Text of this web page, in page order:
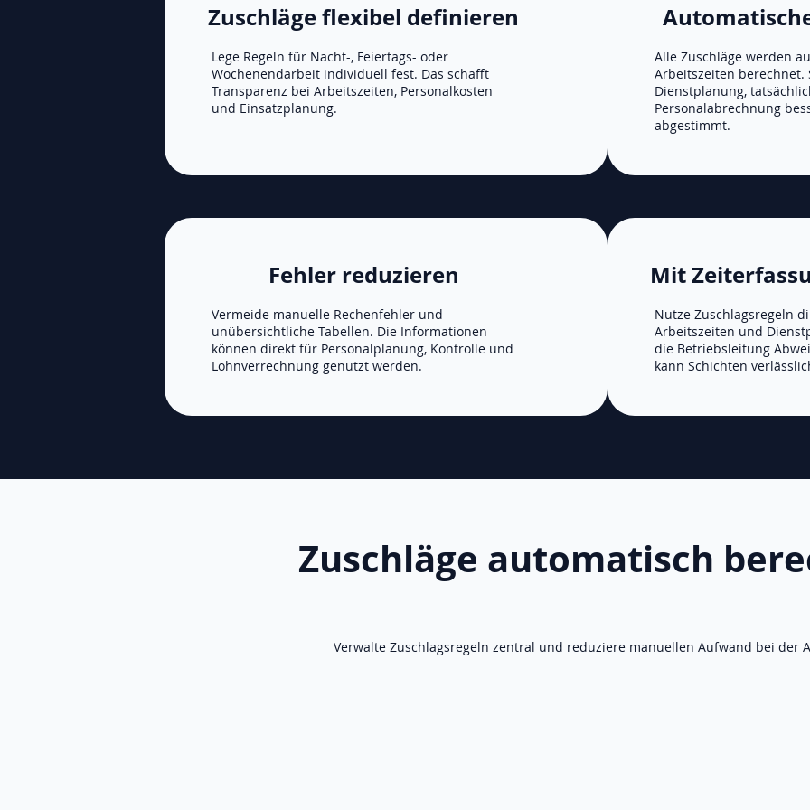
Zuschläge flexibel definieren
Lege Regeln für Nacht-, Feiertags- oder
Wochenendarbeit individuell fest. Das schafft
Transparenz bei Arbeitszeiten, Personalkosten
und Einsatzplanung.
Alle Zuschläge werden
Arbeitszeiten berechnet.
Dienstplanung,
Personalabrechnung
abgestimmt.
Fehler reduzieren
Vermeide manuelle Rechenfehler und
unübersichtliche Tabellen. Die Informationen
können direkt für Personalplanung, Kontrolle und
Lohnverrechnung genutzt werden.
Mit
Nutze Zuschlagsregeln
Arbeitszeiten und
die Betriebsleitung
kann Schichten
Zuschläge automatisch
Verwalte Zuschlagsregeln zentral und reduziere manuellen Aufwand bei der